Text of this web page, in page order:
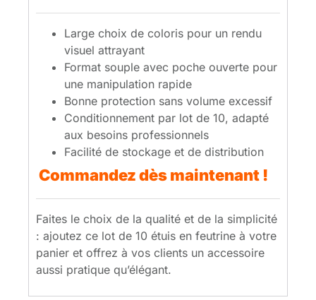
Large choix de coloris pour un rendu
visuel attrayant
Format souple avec poche ouverte pour
une manipulation rapide
Bonne protection sans volume excessif
Conditionnement par lot de 10, adapté
aux besoins professionnels
Facilité de stockage et de distribution
Commandez dès maintenant !
Faites le choix de la qualité et de la simplicité
: ajoutez ce lot de 10 étuis en feutrine à votre
panier et offrez à vos clients un accessoire
aussi pratique qu’élégant.